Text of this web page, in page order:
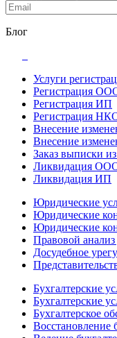
Блог
Услуги
Регистрация
Регистрация ИП
Регистрация
Внесение
Внесение
Заказ выписки
Ликвидация
Ликвидация ИП
Юридические
Юридические
Юридические
Правовой
Досудебное
Бухгалтерские
Бухгалтерские
Бухгалтерское
Восстановление